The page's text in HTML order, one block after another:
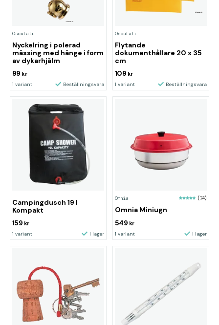
Osculati
Nyckelring i polerad
mässing med hänge i form
av dykarhjälm
99 kr
1 variant Beställningsvara
Osculati
Flytande
dokumenthållare 20 x 35
cm
109 kr
1 variant Beställningsvara
Campingdusch 19 l
Kompakt
159 kr
1 variant I lager
Omnia (24)
Omnia Miniugn
549 kr
1 variant I lager